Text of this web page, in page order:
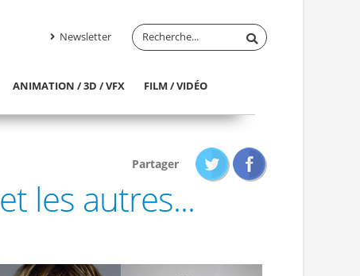
Newsletter
ANIMATION / 3D / VFX FILM / VIDÉO
Partager
les autres...